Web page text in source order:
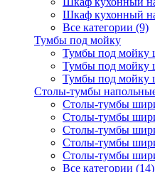
Шкаф кухонный
Все категории (9)
Тумбы под мойку
Тумбы под мойку
Тумбы под мойку
Тумбы под мойку
Столы-тумбы
Столы-тумбы
Столы-тумбы
Столы-тумбы
Столы-тумбы
Столы-тумбы
Все категории (14)